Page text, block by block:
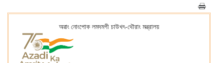
অৱাং নোংপোক লমদমগী চাউখৎ-থৌরাং মন্ত্রালয়